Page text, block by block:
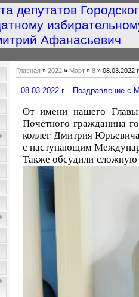
депутатов
Афанасьевич
Главная » 2022 » Март » 8 » 08.03.2022
08.03.2022 г. - Поздравление
От имени нашего Главы
Почётного гражданина
коллег Дмитрия
с наступающим
Также обсудили